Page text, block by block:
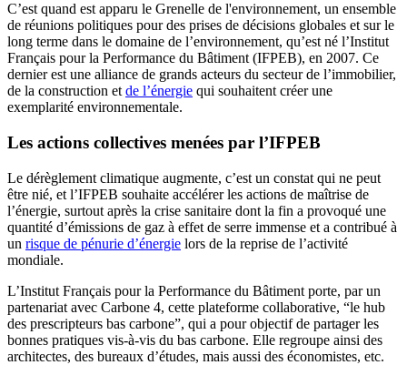
C’est quand est apparu le Grenelle de l'environnement, un ensemble
de réunions politiques pour des prises de décisions globales et sur le
long terme dans le domaine de l’environnement, qu’est né l’Institut
Français pour la Performance du Bâtiment (IFPEB), en 2007. Ce
dernier est une alliance de grands acteurs du secteur de l’immobilier,
de la construction et de l’énergie qui souhaitent créer une
exemplarité environnementale.
Les actions collectives menées par l’IFPEB
Le dérèglement climatique augmente, c’est un constat qui ne peut
être nié, et l’IFPEB souhaite accélérer les actions de maîtrise de
l’énergie, surtout après la crise sanitaire dont la fin a provoqué une
quantité d’émissions de gaz à effet de serre immense et a contribué à
un risque de pénurie d’énergie lors de la reprise de l’activité
mondiale.
L’Institut Français pour la Performance du Bâtiment porte, par un
partenariat avec Carbone 4, cette plateforme collaborative, “le hub
des prescripteurs bas carbone”, qui a pour objectif de partager les
bonnes pratiques vis-à-vis du bas carbone. Elle regroupe ainsi des
architectes, des bureaux d’études, mais aussi des économistes, etc.